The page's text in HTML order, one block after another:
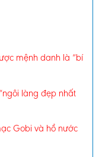
mệnh danh là “bí
làng đẹp nhất
Gobi và hồ nước